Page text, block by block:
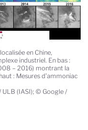
en Chine,
industriel. En bas :
– 2016) montrant la
: Mesures d’ammoniac
ULB (IASI); © Google /